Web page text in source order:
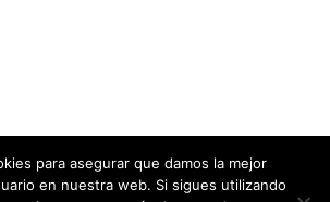
para asegurar que damos la mejor
en nuestra web. Si sigues utilizando